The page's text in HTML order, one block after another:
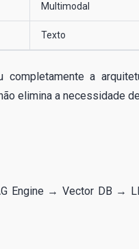
Multimodal
Texto
a
elimina a necessidade
Engine → Vector DB